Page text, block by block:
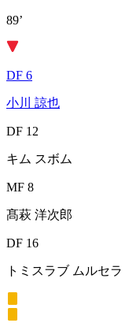
89’
DF 6
小川 諒也
DF 12
キム スボム
MF 8
髙萩 洋次郎
DF 16
トミスラブ ムルセラ